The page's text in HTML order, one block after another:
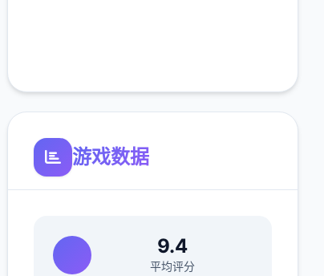
游戏数据
9.4
平均评分